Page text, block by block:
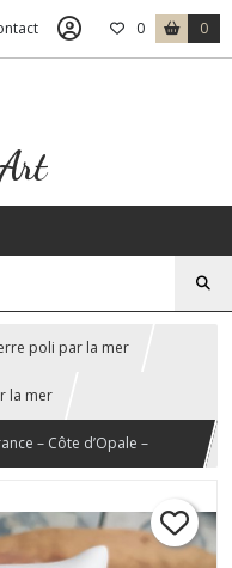
0 0
poli par la mer
la mer
– Côte d’Opale –